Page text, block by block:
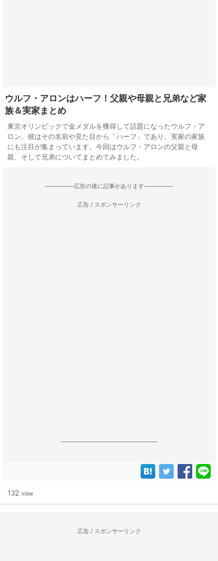
ウルフ・アロンはハーフ！父親や母親と兄弟など家
族＆実家まとめ
東京オリンピックで金メダルを獲得して話題になったウルフ・ア
ロン。彼はその名前や見た目から「ハーフ」であり、実家の家族
にも注目が集まっています。今回はウルフ・アロンの父親と母
親、そして兄弟についてまとめてみました。
--------------------広告の後に記事があります--------------------
広告 / スポンサーリンク
------------------------------------------------------------------
132 view
広告 / スポンサーリンク